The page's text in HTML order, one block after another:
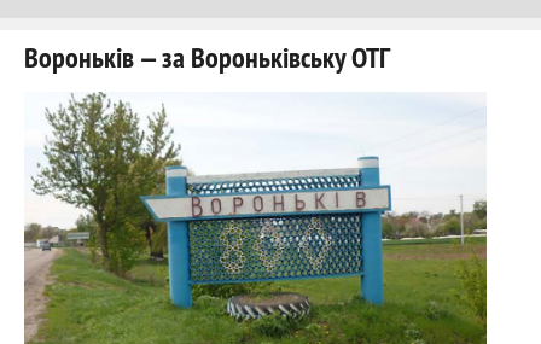
Вороньків — за Вороньківську ОТГ